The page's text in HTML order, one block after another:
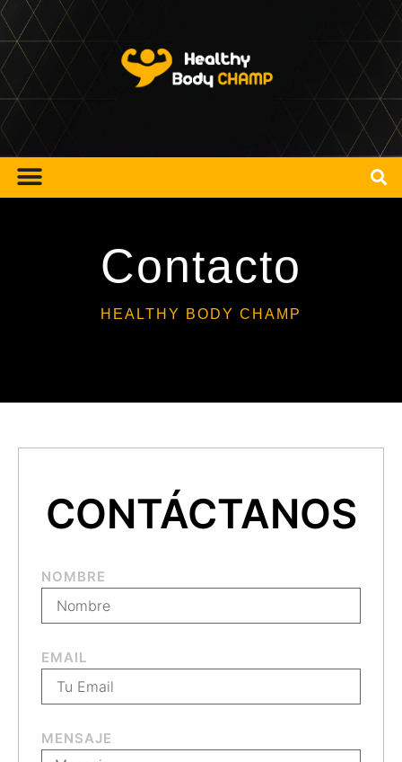
Contacto
HEALTHY BODY CHAMP
CONTÁCTANOS
NOMBRE
EMAIL
MENSAJE